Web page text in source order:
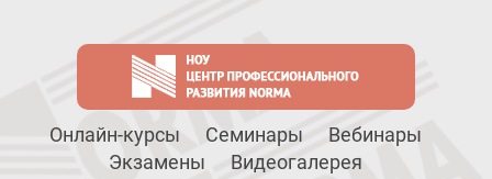
Онлайн-курсы Семинары
Вебинары
Экзамены
Видеогалерея